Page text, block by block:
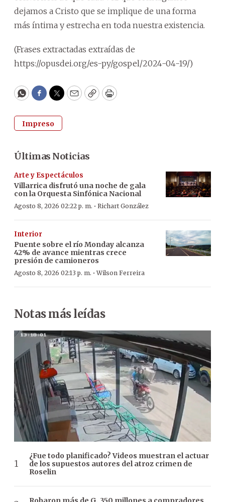
dejamos a Cristo que se implique de una forma
más íntima y estrecha en toda nuestra existencia.
(Frases extractadas extraídas de
https://opusdei.org/es-py/gospel/2024-04-19/)
WhatsApp
Facebook
Twitter
EmailCopyPrint
Impreso
Últimas Noticias
Arte y Espectáculos
Villarrica disfrutó una noche de gala
con la Orquesta Sinfónica Nacional
Agosto 8, 2026 02:22 p. m. · Richart González
Interior
Puente sobre el río Monday alcanza
42% de avance mientras crece
presión de camioneros
Agosto 8, 2026 02:13 p. m. ·Wilson Ferreira
Notas más leídas
¿Fue todo planificado? Videos muestran el actuar
de los supuestos autores del atroz crimen de
Roselin